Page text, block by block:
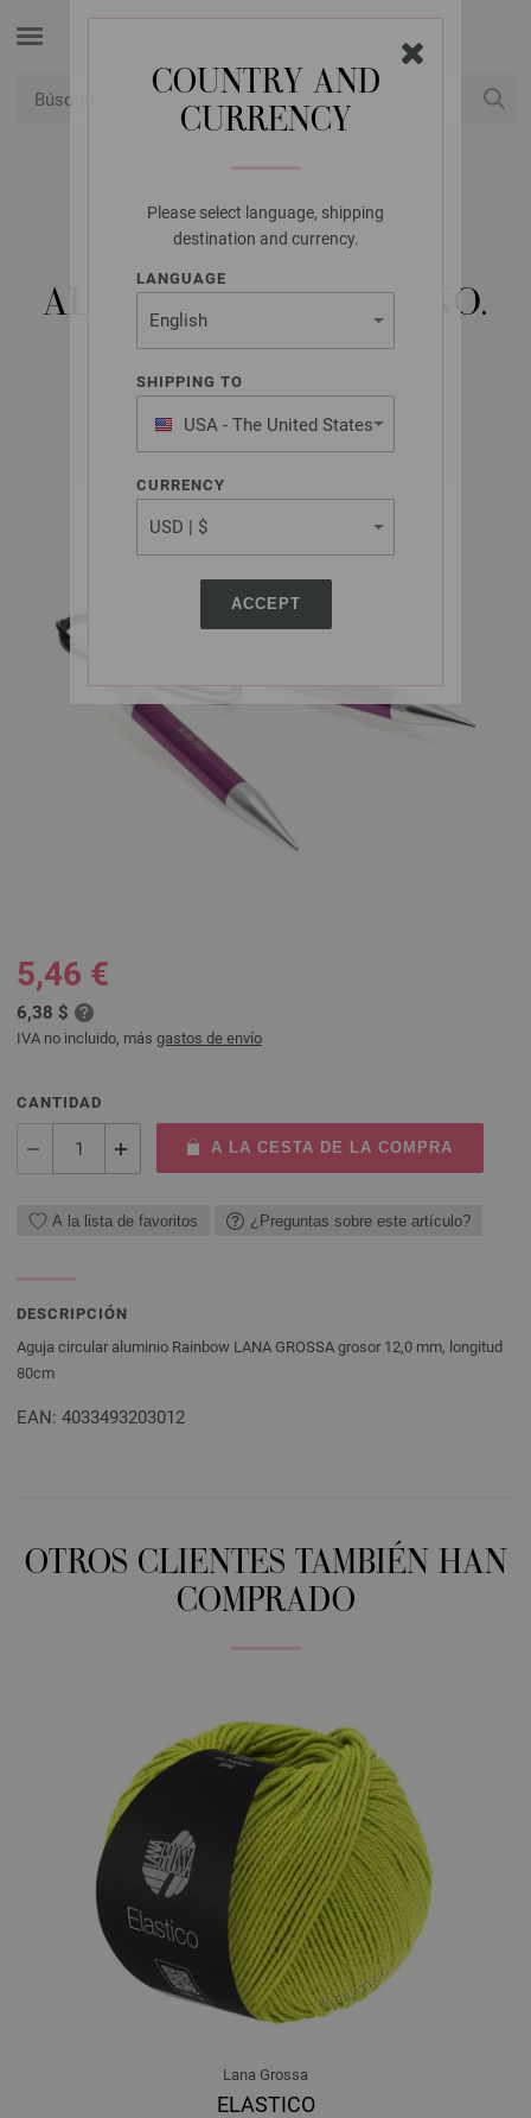
COUNTRY AND
CURRENCY
Please select language, shipping
destination and currency.
LANGUAGE
SHIPPING TO
USA - The United States
of America
CURRENCY
ACCEPT
LANA GROSSA
AGUJA CIRCULAR
ALUMINIO RAINBOW NO.
12,0/80CM
5,46 €
6,38 $
IVA no incluido, más gastos de envío
CANTIDAD
A LA CESTA DE LA COMPRA
A la lista de favoritos ¿Preguntas sobre este artículo?
DESCRIPCIÓN
Aguja circular aluminio Rainbow LANA GROSSA grosor 12,0 mm, longitud
80cm
EAN: 4033493203012
OTROS CLIENTES TAMBIÉN HAN
COMPRADO
Lana Grossa
ELASTICO